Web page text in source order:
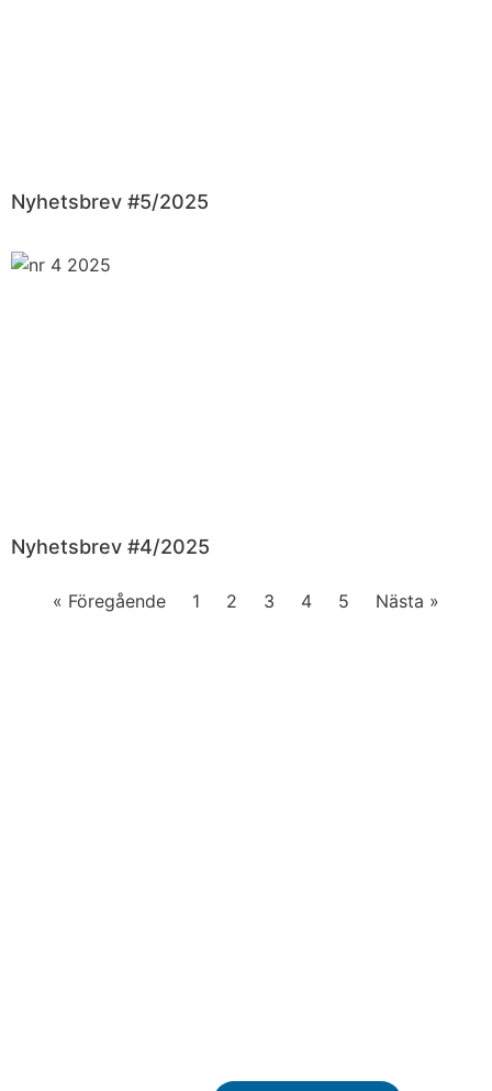
Nyhetsbrev #5/2025
Nyhetsbrev #4/2025
« Föregående 1 2 3 4 5 Nästa »